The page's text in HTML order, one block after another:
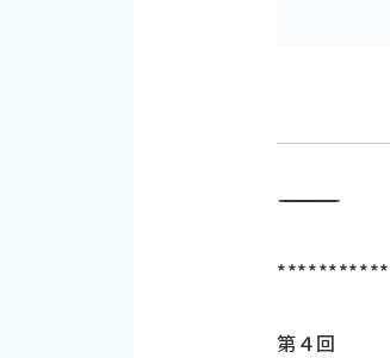
―――――――――――――――――――――――――――――――――――
第４回